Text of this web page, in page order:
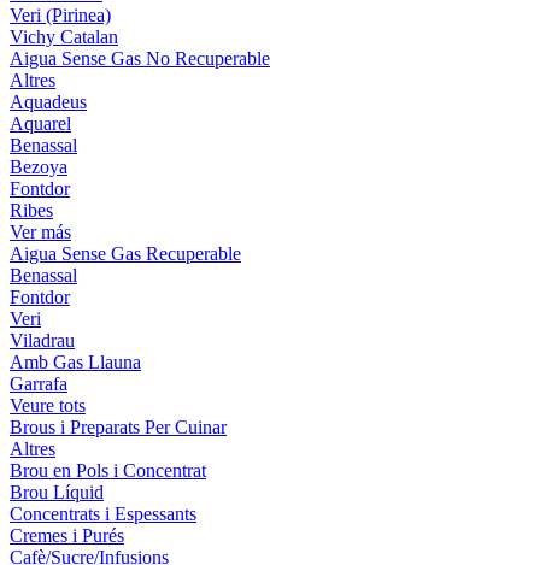
Veri (Pirinea)
Vichy Catalan
Aigua Sense Gas No Recuperable
Altres
Aquadeus
Aquarel
Benassal
Bezoya
Fontdor
Ribes
Ver más
Aigua Sense Gas Recuperable
Benassal
Fontdor
Veri
Viladrau
Amb Gas Llauna
Garrafa
Veure tots
Brous i Preparats Per Cuinar
Altres
Brou en Pols i Concentrat
Brou Líquid
Concentrats i Espessants
Cremes i Purés
Cafè/Sucre/Infusions